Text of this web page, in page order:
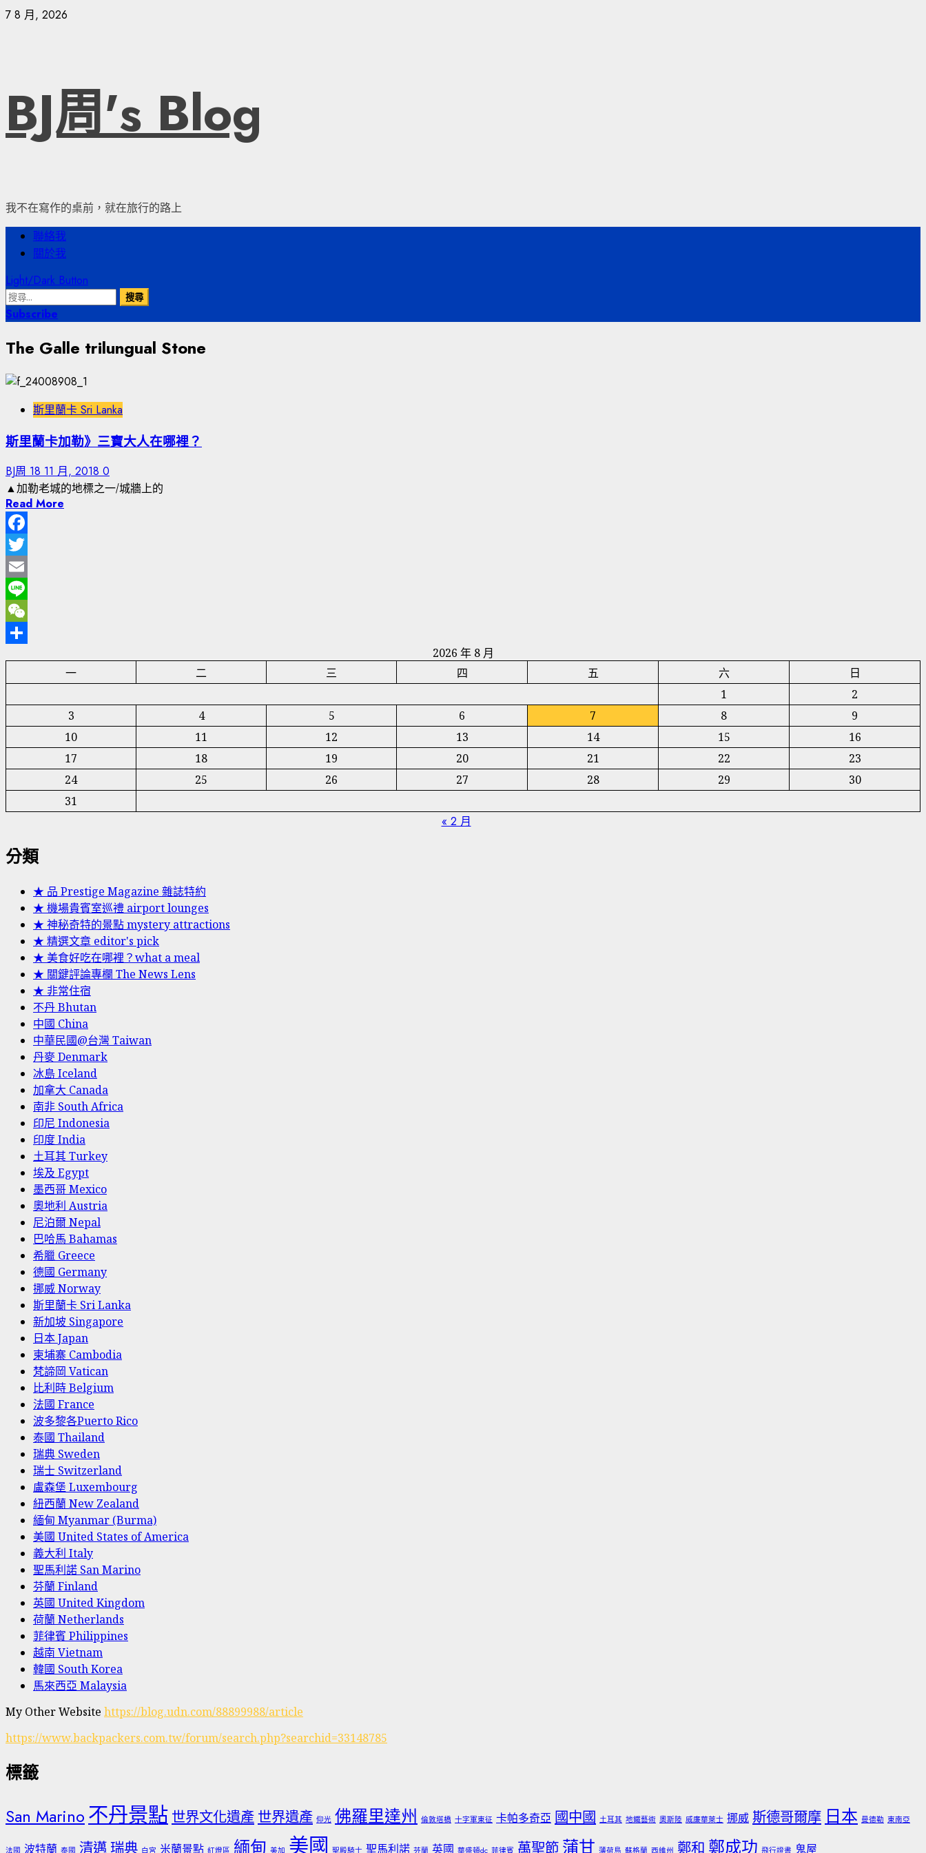
Skip
7 8 月, 2026
BJ周's Blog
我不在寫作的桌前，就在旅行的路上
Primary
Menu
聯絡我
關於我
Light/Dark Button
搜
尋
鍵
Subscribe
The Galle trilungual Stone
斯里蘭卡 Sri Lanka
斯里蘭卡加勒》三寶大人在哪裡？
BJ周 18 11 月, 2018 0
▲加勒老城的地標之一/城牆上的
Read More
Facebook
Twitter
Email
Line
WeChat
2026 年 8 月
一
二 三 四 五 六
日
1
2
3
4 5 6 7 8
9
10
11 12 13 14 15
16
17
18 19 20 21 22
23
24
25 26 27 28 29
30
31
« 2 月
分類
★ 品 Prestige Magazine 雜誌特約
★ 機場貴賓室巡禮 airport lounges
★ 神秘奇特的景點 mystery attractions
★ 精選文章 editor's pick
★ 美食好吃在哪裡？what a meal
★ 關鍵評論專欄 The News Lens
★ 非常住宿
不丹 Bhutan
中國 China
中華民國@台灣 Taiwan
丹麥 Denmark
冰島 Iceland
加拿大 Canada
南非 South Africa
印尼 Indonesia
印度 India
土耳其 Turkey
埃及 Egypt
墨西哥 Mexico
奧地利 Austria
尼泊爾 Nepal
巴哈馬 Bahamas
希臘 Greece
德國 Germany
挪威 Norway
斯里蘭卡 Sri Lanka
新加坡 Singapore
日本 Japan
柬埔寨 Cambodia
梵諦岡 Vatican
比利時 Belgium
法國 France
波多黎各Puerto Rico
泰國 Thailand
瑞典 Sweden
瑞士 Switzerland
盧森堡 Luxembourg
紐西蘭 New Zealand
緬甸 Myanmar (Burma)
美國 United States of America
義大利 Italy
聖馬利諾 San Marino
芬蘭 Finland
英國 United Kingdom
荷蘭 Netherlands
菲律賓 Philippines
越南 Vietnam
韓國 South Korea
馬來西亞 Malaysia
My Other Website https://blog.udn.com/88899988/article
https://www.backpackers.com.tw/forum/search.php?searchid=33148785
標籤
San Marino 不丹景點 世界文化遺產 世界遺產 仰光 佛羅里達州 倫敦塔橋 十字軍東征 卡帕多奇亞 國中國 土耳其 地鐵藝術 奧斯陸 威廉華萊士 挪威 斯德哥爾摩 日本 曼德勒 東南亞
法國 波特蘭 泰國 清邁 瑞典 白宮 米蘭景點 紅燈區 緬甸 美加 美國 聖殿騎士 聖馬利諾 芬蘭 英國 華盛頓dc 菲律賓 萬聖節 蒲甘 薄荷島 蘇格蘭 西維州 鄭和 鄭成功 飛行證書 鬼屋